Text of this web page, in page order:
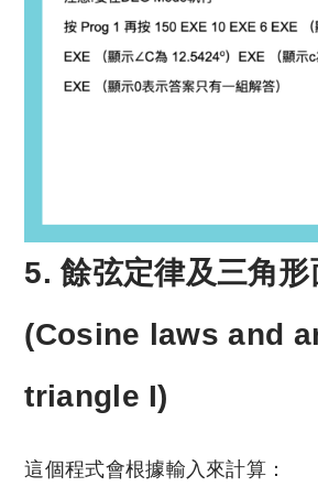
5. 餘弦定律及三角形
(Cosine laws and
triangle I)
這個程式會根據輸入來計算：